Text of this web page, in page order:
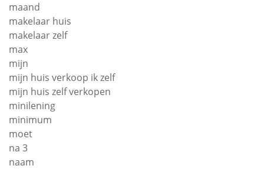
maand
makelaar huis
makelaar zelf
max
mijn
mijn huis verkoop ik zelf
mijn huis zelf verkopen
minilening
minimum
moet
na 3
naam